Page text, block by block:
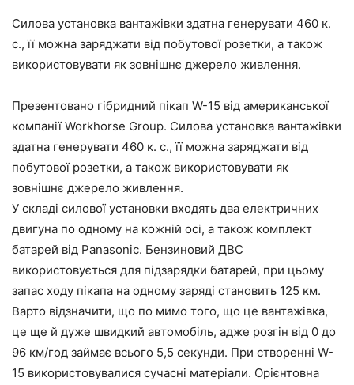
Силова установка вантажівки здатна генерувати 460 к.
с., її можна заряджати від побутової розетки, а також
використовувати як зовнішнє джерело живлення.
Презентовано гібридний пікап W-15 від американської
компанії Workhorse Group. Силова установка вантажівки
здатна генерувати 460 к. с., її можна заряджати від
побутової розетки, а також використовувати як
зовнішнє джерело живлення.
У складі силової установки входять два електричних
двигуна по одному на кожній осі, а також комплект
батарей від Panasonic. Бензиновий ДВС
використовується для підзарядки батарей, при цьому
запас ходу пікапа на одному заряді становить 125 км.
Варто відзначити, що по мимо того, що це вантажівка,
це ще й дуже швидкий автомобіль, адже розгін від 0 до
96 км/год займає всього 5,5 секунди. При створенні W-
15 використовувалися сучасні матеріали. Орієнтовна